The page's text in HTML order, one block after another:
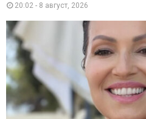
20:02 - 8 август, 2026